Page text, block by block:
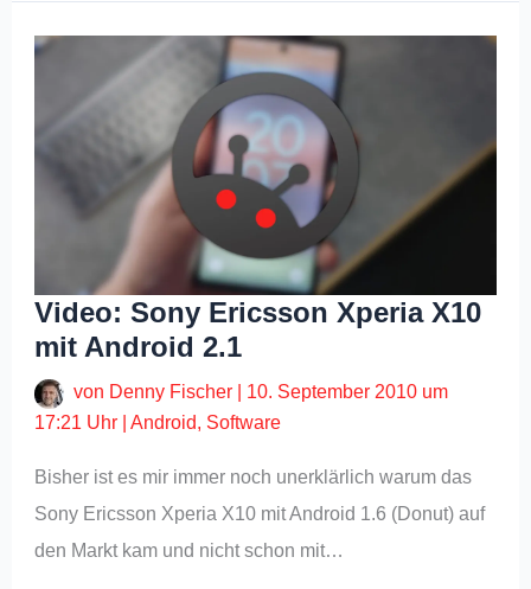
Video: Sony Ericsson Xperia X10
mit Android 2.1
von Denny Fischer
10. September 2010 um
17:21 Uhr |Android, Software
Bisher ist es mir immer noch unerklärlich warum das
Sony Ericsson Xperia X10 mit Android 1.6 (Donut) auf
den Markt kam und nicht schon mit…